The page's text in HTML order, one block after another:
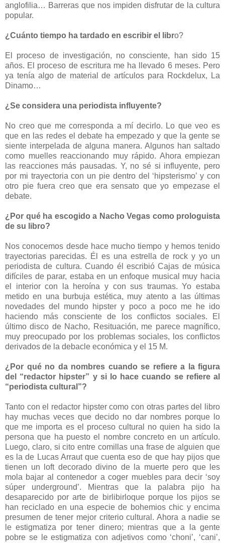
anglofilia… Barreras que nos impiden disfrutar de la cultura
popular.
¿Cuánto tiempo ha tardado en escribir el libro?
El proceso de investigación, no consciente, han sido 15
años. El proceso de escritura me ha llevado 6 meses. Pero
ya tenía algo de material de artículos para Rockdelux, La
Dinamo…
¿Se considera una periodista influyente?
No creo que me corresponda a mí decirlo. Lo que veo es
que en las redes el debate ha empezado y que la gente se
siente interpelada de alguna manera. Algunos han saltado
como muelles reaccionando muy rápido. Ahora empiezan
las reacciones más pausadas. Y, no sé si influyente, pero
por mi trayectoria con un pie dentro del ‘hipsterismo’ y con
otro pie fuera creo que era sensato que yo empezase el
debate.
¿Por qué ha escogido a Nacho Vegas como prologuista
de su libro?
Nos conocemos desde hace mucho tiempo y hemos tenido
trayectorias parecidas. Él es una estrella de rock y yo un
periodista de cultura. Cuando él escribió Cajas de música
difíciles de parar, estaba en un enfoque musical muy hacia
el interior con la heroína y con sus traumas. Yo estaba
metido en una burbuja estética, muy atento a las últimas
novedades del mundo hipster y poco a poco me he ido
haciendo más consciente de los conflictos sociales. El
último disco de Nacho, Resituación, me parece magnífico,
muy preocupado por los problemas sociales, los conflictos
derivados de la debacle económica y el 15 M.
¿Por qué no da nombres cuando se refiere a la figura
del “redactor hipster” y si lo hace cuando se refiere al
“periodista cultural”?
Tanto con el redactor hipster como con otras partes del libro
hay muchas veces que decido no dar nombres porque lo
que me importa es el proceso cultural no quien ha sido la
persona que ha puesto el nombre concreto en un artículo.
Luego, claro, si cito entre comillas una frase de alguien que
es la de Lucas Arraut que cuenta eso de que hay pijos que
tienen un loft decorado divino de la muerte pero que les
mola bajar al contenedor a coger muebles para decir ‘soy
súper underground’. Mientras que la palabra pijo ha
desaparecido por arte de birlibirloque porque los pijos se
han reciclado en una especie de bohemios chic y encima
presumen de tener mejor criterio cultural. Ahora a nadie se
le estigmatiza por tener dinero; mientras que a la gente
pobre se le estigmatiza con adjetivos como ‘choni’, ‘cani’,